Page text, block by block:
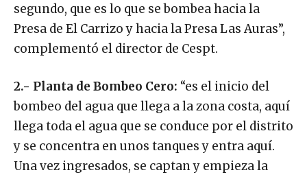
segundo, que es lo que se bombea hacia la
Presa de El Carrizo y hacia la Presa Las Auras”,
complementó el director de Cespt.
2.- Planta de Bombeo Cero: “es el inicio del
bombeo del agua que llega a la zona costa, aquí
llega toda el agua que se conduce por el distrito
y se concentra en unos tanques y entra aquí.
Una vez ingresados, se captan y empieza la